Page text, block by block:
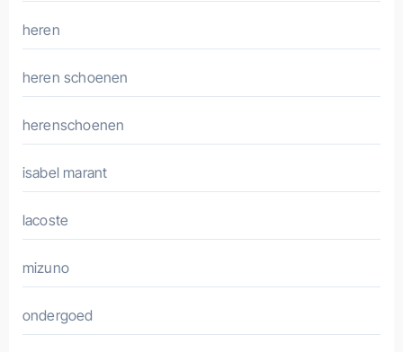
heren
heren schoenen
herenschoenen
isabel marant
lacoste
mizuno
ondergoed